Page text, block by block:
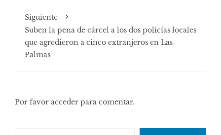
Siguiente
Suben la pena de cárcel a los dos policías locales
que agredieron a cinco extranjeros en Las
Palmas
Por favor acceder para comentar.